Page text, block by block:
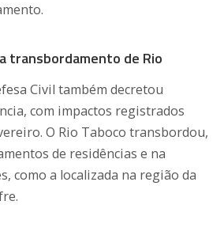
transbordamento de Rio
Civil também decretou
com impactos registrados
O Rio Taboco transbordou,
de residências e na
como a localizada na região da